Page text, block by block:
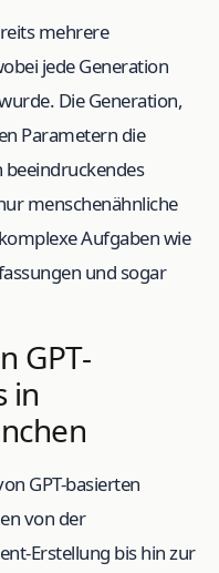
mehrere
jede Generation
Die Generation,
Parametern die
beeindruckendes
menschenähnliche
Aufgaben wie
und sogar
GPT-
in
GPT-basierten
von der
Erstellung bis hin zur